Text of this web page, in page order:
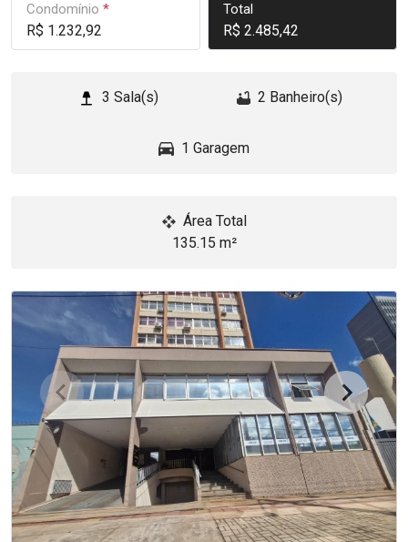
Condomínio *
R$ 1.232,92
Total
R$ 2.485,42
3 Sala(s) 2 Banheiro(s)
1 Garagem
Área Total
135.15 m²